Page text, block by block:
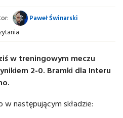
Paweł Świnarski
w treningowym meczu
2-0. Bramki dla Interu
w następującym składzie: